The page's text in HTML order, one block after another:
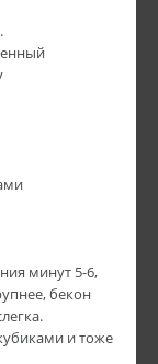
минут 5-6,
бекон
и тоже